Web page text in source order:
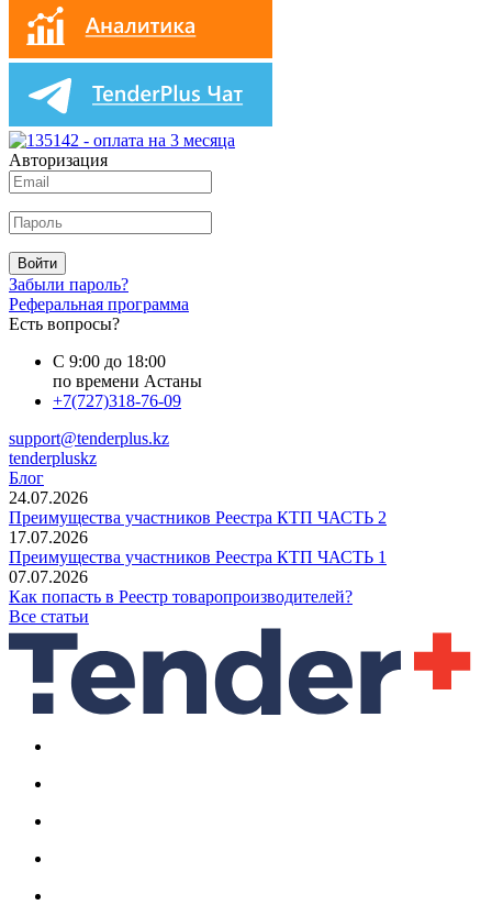
Авторизация
Войти
Забыли пароль?
Реферальная программа
Есть вопросы?
С 9:00 до 18:00
по времени Астаны
+7(727)318-76-09
support@tenderplus.kz
tenderpluskz
Блог
24.07.2026
Преимущества участников Реестра КТП ЧАСТЬ 2
17.07.2026
Преимущества участников Реестра КТП ЧАСТЬ 1
07.07.2026
Как попасть в Реестр товаропроизводителей?
Все статьи